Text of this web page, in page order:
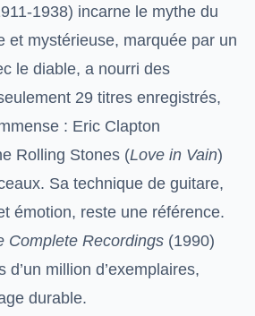
1938) incarne le mythe du
et mystérieuse, marquée par un
le diable, a nourri des
29 titres enregistrés,
: Eric Clapton
Rolling Stones (Love in Vain)
Sa technique de guitare,
émotion, reste une référence.
Complete Recordings (1990)
d’un million d’exemplaires,
durable.